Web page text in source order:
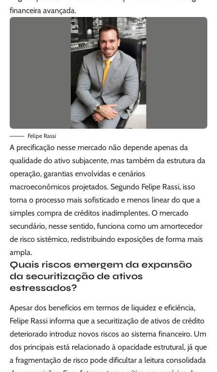
financeira avançada.
Felipe Rassi
A precificação nesse mercado não depende apenas da
qualidade do ativo subjacente, mas também da estrutura da
operação, garantias envolvidas e cenários
macroeconômicos projetados. Segundo Felipe Rassi, isso
torna o processo mais sofisticado e menos linear do que a
simples compra de créditos inadimplentes. O mercado
secundário, nesse sentido, funciona como um amortecedor
de risco sistêmico, redistribuindo exposições de forma mais
ampla.
Quais riscos emergem da expansão
da securitização de ativos
estressados?
Apesar dos benefícios em termos de liquidez e eficiência,
Felipe Rassi informa que a securitização de ativos de crédito
deteriorado introduz novos riscos ao sistema financeiro. Um
dos principais está relacionado à opacidade estrutural, já que
a fragmentação de risco pode dificultar a leitura consolidada